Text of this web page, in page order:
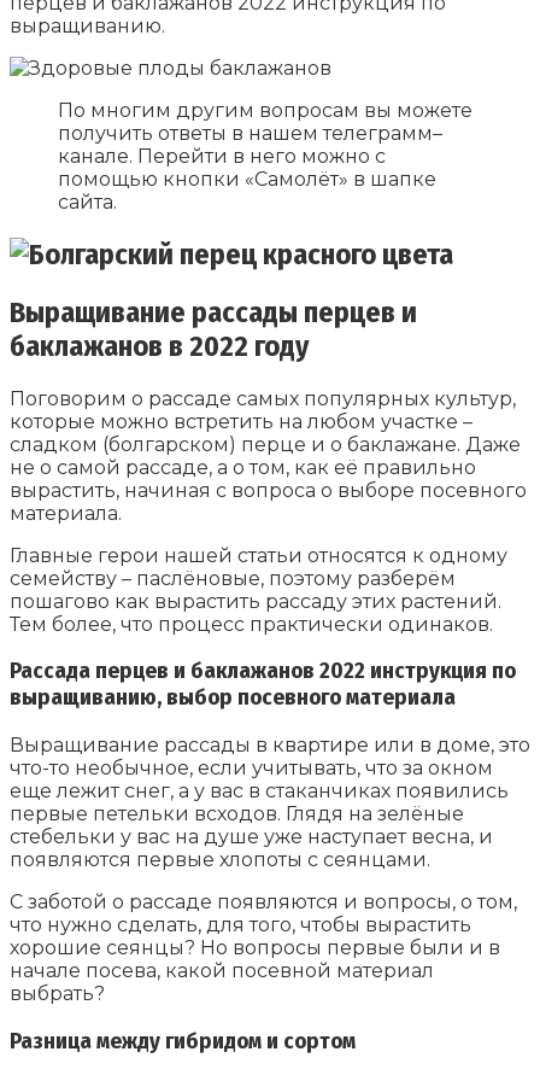
выращиванию.
По многим другим вопросам вы можете
получить ответы в нашем телеграмм–
канале. Перейти в него можно с
помощью кнопки «Самолёт» в шапке
сайта.
Выращивание рассады перцев и
баклажанов в 2022 году
Поговорим о рассаде самых популярных культур,
которые можно встретить на любом участке –
сладком (болгарском) перце и о баклажане. Даже
не о самой рассаде, а о том, как её правильно
вырастить, начиная с вопроса о выборе посевного
материала.
Главные герои нашей статьи относятся к одному
семейству – паслёновые, поэтому разберём
пошагово как вырастить рассаду этих растений.
Тем более, что процесс практически одинаков.
Рассада перцев и баклажанов 2022 инструкция по
выращиванию, выбор посевного материала
Выращивание рассады в квартире или в доме, это
что-то необычное, если учитывать, что за окном
еще лежит снег, а у вас в стаканчиках появились
первые петельки всходов. Глядя на зелёные
стебельки у вас на душе уже наступает весна, и
появляются первые хлопоты с сеянцами.
С заботой о рассаде появляются и вопросы, о том,
что нужно сделать, для того, чтобы вырастить
хорошие сеянцы? Но вопросы первые были и в
начале посева, какой посевной материал
выбрать?
Разница между гибридом и сортом